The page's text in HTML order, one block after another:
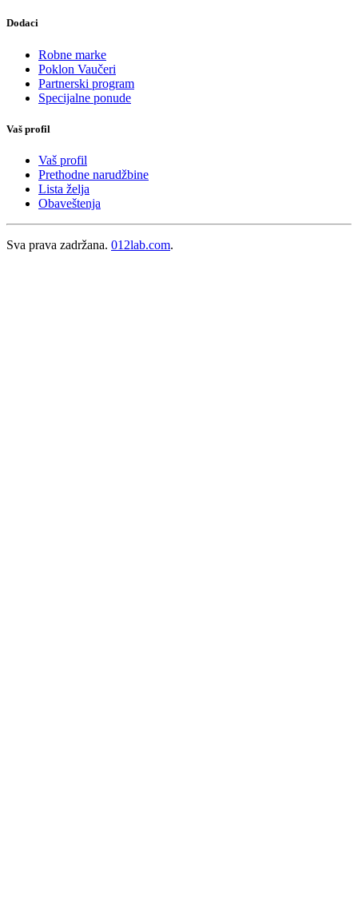
Dodaci
Robne marke
Poklon Vaučeri
Partnerski program
Specijalne ponude
Vaš profil
Vaš profil
Prethodne narudžbine
Lista želja
Obaveštenja
Sva prava zadržana. 012lab.com.